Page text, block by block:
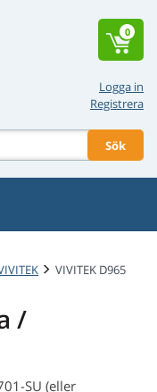
Logga in
Registrera
Sök
0
VIVITEK D965
/
SU (eller